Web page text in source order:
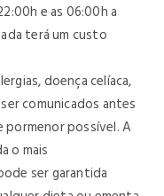
e as 06:00h a
terá um custo
doença celíaca,
comunicados antes
pormenor possível. A
o mais
ser garantida